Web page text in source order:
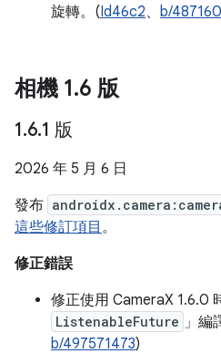
旋轉。(Id46c2、 b/
相機 1.6 版
1.6.1 版
2026 年 5 月 6 日
發布
這些修訂項目 。
修正錯誤
修正使用 CameraX 1.6.0
ListenableFuture 」編
b/497571473)